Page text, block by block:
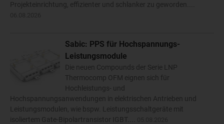
Projekteinrichtung, effizienter und schlanker zu geworden....
Sabic: PPS für Hochspannungs-
Leistungsmodule
Die neuen Compounds der Serie LNP
Thermocomp OFM eignen sich für
Hochleistungs- und
Hochspannungsanwendungen in elektrischen Antrieben und
Leistungsmodulen, wie bspw. Leistungsschaltgeräte mit
isoliertem Gate-Bipolartransistor IGBT....